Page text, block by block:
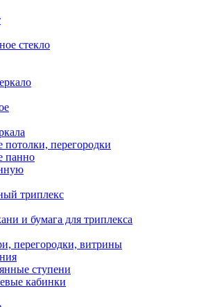
стекло
потолки, перегородки
панно
триплекс
и бумага для триплекса
перегородки, витрины
ступени
кабинки